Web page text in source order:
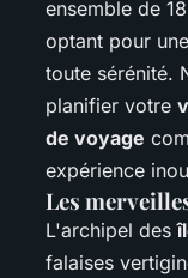
ensemble de
optant pour une
toute sérénité.
planifier votre
de voyage
expérience
Les
L'archipel des
falaises